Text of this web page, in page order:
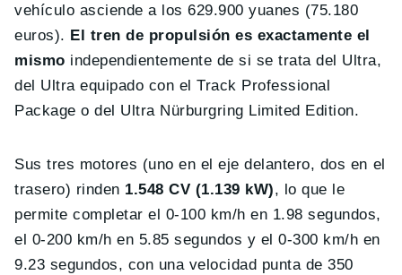
vehículo asciende a los 629.900 yuanes (75.180
euros). El tren de propulsión es exactamente el
mismo independientemente de si se trata del Ultra,
del Ultra equipado con el Track Professional
Package o del Ultra Nürburgring Limited Edition.
Sus tres motores (uno en el eje delantero, dos en el
trasero) rinden 1.548 CV (1.139 kW), lo que le
permite completar el 0-100 km/h en 1.98 segundos,
el 0-200 km/h en 5.85 segundos y el 0-300 km/h en
9.23 segundos, con una velocidad punta de 350